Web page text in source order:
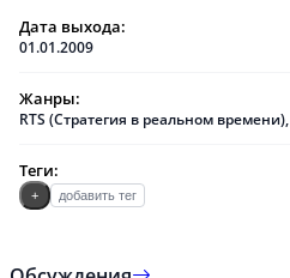
Дата выхода:
01.01.2009
Жанры:
RTS (Стратегия в реальном времени),
Теги:
+ добавить тег